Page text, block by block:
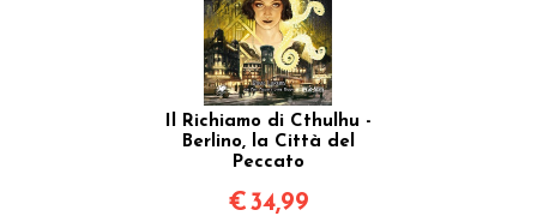
Il Richiamo di Cthulhu -
Berlino, la Città del
Peccato
€34,99